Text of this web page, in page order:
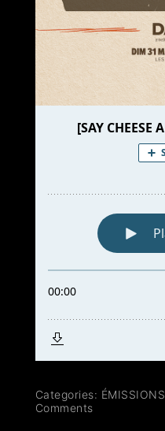
Categories: ÉMISSIONS
Comments